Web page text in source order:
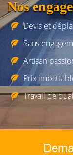
Nos
Devis et
Sans
Artisan
Prix
Travail de